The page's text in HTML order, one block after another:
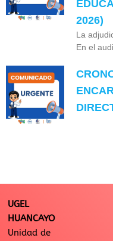
2026)
La
En el
UGEL
HUANCAYO
Unidad de